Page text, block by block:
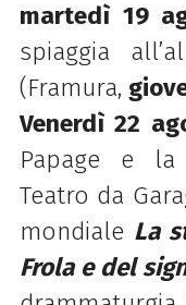
martedì 19
spiaggia
(Framura,
Venerdì 22
Papage e la
Teatro da
mondiale La
Frola e del